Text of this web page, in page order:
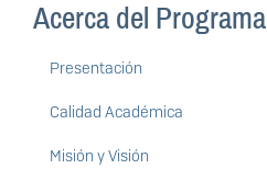
Acerca del Programa
Presentación
Calidad Académica
Misión y Visión